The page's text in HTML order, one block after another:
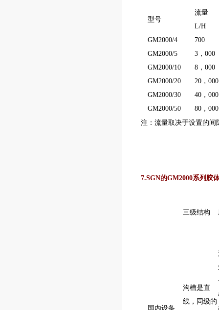
型号
流量
L/H
GM2000/4
700
GM2000/5
3，000
GM2000/10
8，000
GM2000/20
20，000
GM2000/30
40，000
GM2000/50
80，000
注：流量取决于设置的间
7.SGN的GM2000系列胶
三级结构
国内设备
沟槽是直
线，同级的